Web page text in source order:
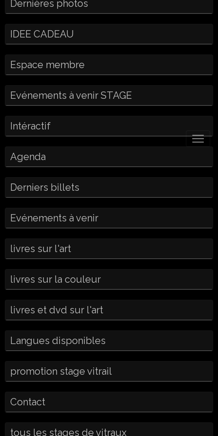
Dernières photos
IDEE CADEAU
Espace membre
Evénements à venir STAGE
Intéractif
Agenda
Derniers billets
Evénements à venir
livres sur l'art
livres sur la couleur
livres et dvd sur l'art
Langues disponibles
promotion stage vitrail
Contact
tous les stages de vitraux